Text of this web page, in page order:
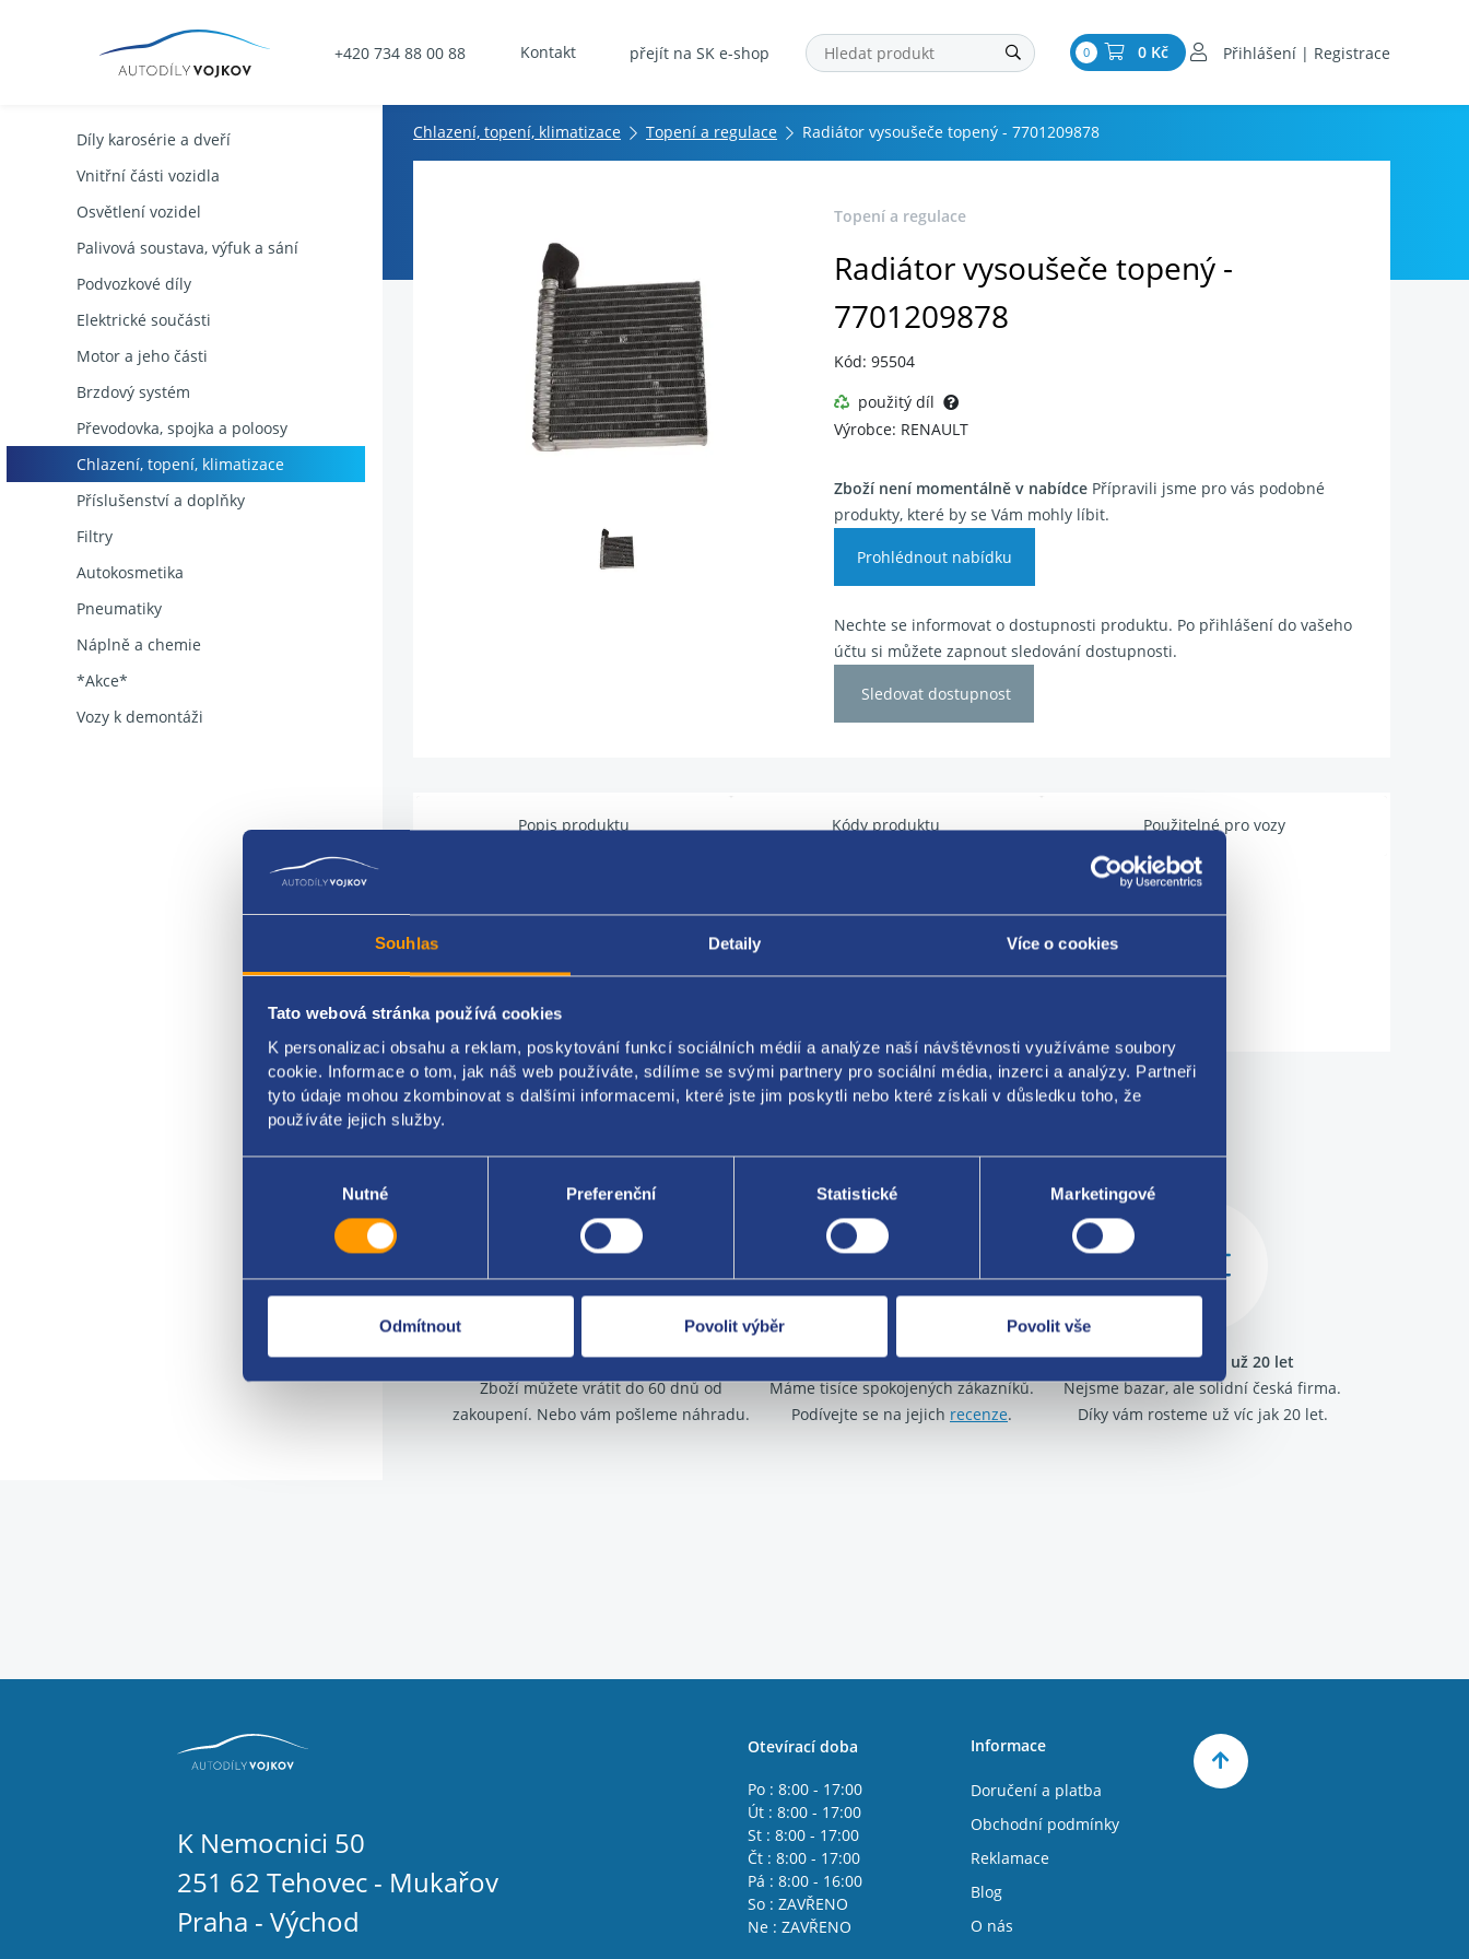
Souhlas Detaily Více o cookies
Tato webová stránka používá cookies
K personalizaci obsahu a reklam, poskytování funkcí sociálních médií a analýze naší návštěvnosti využíváme soubory
cookie. Informace o tom, jak náš web používáte, sdílíme se svými partnery pro sociální média, inzerci a analýzy. Partneři
tyto údaje mohou zkombinovat s dalšími informacemi, které jste jim poskytli nebo které získali v důsledku toho, že
používáte jejich služby.
Nutné Preferenční Statistické Marketingové
Odmítnout Povolit výběr Povolit vše
+420 734 88 00 88 Kontakt přejít na SK e-shop 0 0 Kč Přihlášení | Registrace
Díly karosérie a dveří
Vnitřní části vozidla
Osvětlení vozidel
Palivová soustava, výfuk a sání
Podvozkové díly
Elektrické součásti
Motor a jeho části
Brzdový systém
Převodovka, spojka a poloosy
Chlazení, topení, klimatizace
Příslušenství a doplňky
Filtry
Autokosmetika
Pneumatiky
Náplně a chemie
*Akce*
Vozy k demontáži
Chlazení, topení, klimatizace Topení a regulace Radiátor vysoušeče topený - 7701209878
Topení a regulace
Radiátor vysoušeče topený -
7701209878
Kód: 95504
použitý díl
Výrobce: RENAULT
Zboží není momentálně v nabídcePřípravili jsme pro vás podobné
produkty, které by se Vám mohly líbit.
Prohlédnout nabídku
Nechte se informovat o dostupnosti produktu. Po přihlášení do vašeho
účtu si můžete zapnout sledování dostupnosti.
Sledovat dostupnost
Popis produktu Kódy produktu Použitelné pro vozy
radiátor vysoušeče topený
- 7701209878
Za kvalitu ručíme!
Nejste spokojeni? Vyřešíme to!
Zboží můžete vrátit do 60 dnů od
zakoupení. Nebo vám pošleme náhradu.
O své zákazníky se staráme
Máme tisíce spokojených zákazníků.
Podívejte se na jejich recenze.
Jsme tu pro vás už 20 let
Nejsme bazar, ale solidní česká firma.
Díky vám rosteme už víc jak 20 let.
K Nemocnici 50
251 62 Tehovec - Mukařov
Praha - Východ
Otevírací doba
Po : 8:00 - 17:00
Út : 8:00 - 17:00
St : 8:00 - 17:00
Čt : 8:00 - 17:00
Pá : 8:00 - 16:00
So : ZAVŘENO
Ne : ZAVŘENO
Informace
Doručení a platba
Obchodní podmínky
Reklamace
Blog
O nás